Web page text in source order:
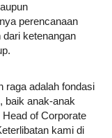
perencanaan
dari ketenangan
raga adalah fondasi
baik anak-anak
of Corporate
kami di